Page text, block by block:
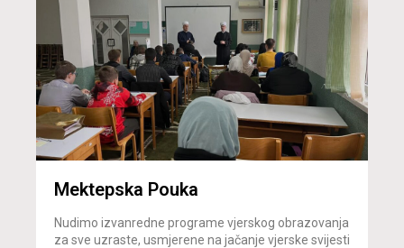
Mektepska Pouka
Nudimo izvanredne programe vjerskog obrazovanja
za sve uzraste, usmjerene na jačanje vjerske svijesti